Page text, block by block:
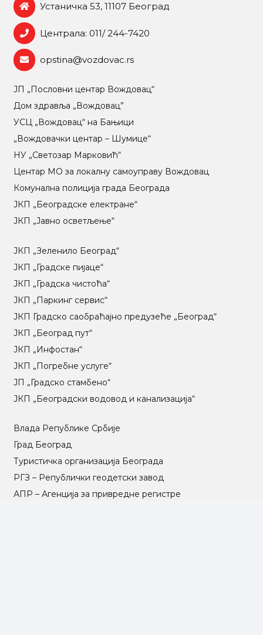
Устаничка 53, 11107 Београд
Централа: 011/ 244-7420
opstina@vozdovac.rs
ЈП „Пословни центар Вождовац“
Дом здравља „Вождовац”
УСЦ „Вождовац“ на Бањици
„Вождовачки центар – Шумице“
НУ „Светозар Марковић“
Центар МO за локалну самоуправу Вождовац
Комунална полиција града Београда
ЈКП „Београдске електране“
ЈКП „Јавно осветљење“
ЈКП „Зеленило Београд“
ЈКП „Градске пијаце“
ЈКП „Градска чистоћа“
ЈКП „Паркинг сервис“
ЈКП Градско саобраћајно предузеће „Београд“
ЈКП „Београд пут“
ЈКП „Инфостан“
ЈКП „Погребне услуге“
ЈП „Градско стамбено“
ЈКП „Београдски водовод и канализација“
Влада Републике Србије
Град Београд
Туристичка организација Београда
РГЗ – Републички геодетски завод
АПР – Агенција за привредне регистре